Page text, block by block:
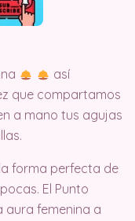
así
que compartamos
a mano tus agujas
forma perfecta de
El Punto
aura femenina a